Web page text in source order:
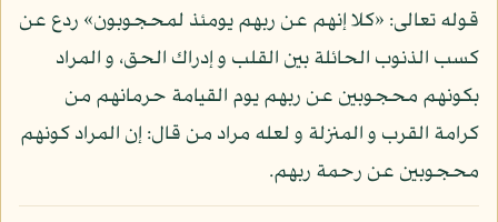
قوله تعالى: «كلا إنهم عن ربهم يومئذ لمحجوبون» ردع عن
كسب الذنوب الحائلة بين القلب و إدراك الحق، و المراد
بكونهم محجوبين عن ربهم يوم القيامة حرمانهم من
كرامة القرب و المنزلة و لعله مراد من قال: إن المراد كونهم
محجوبين عن رحمة ربهم.